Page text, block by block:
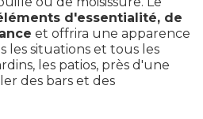
d'essentialité, de
et offrira une apparence
les situations et tous les
les patios, près d'une
des bars et des